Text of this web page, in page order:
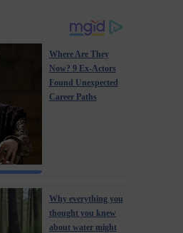
Where Are They
Now? 9 Ex-Actors
Found Unexpected
Career Paths
Why everything you
thought you knew
about water might